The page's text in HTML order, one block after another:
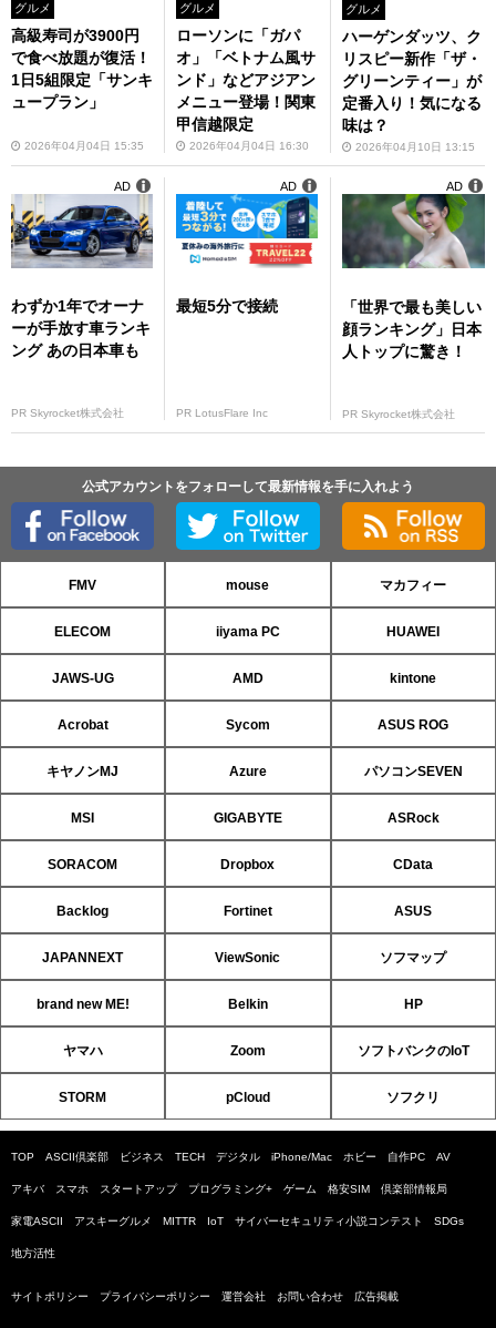
グルメ
高級寿司が3900円
で食べ放題が復活！
1日5組限定「サンキ
ュープラン」
2026年04月04日 15:35
グルメ
ローソンに「ガパ
オ」「ベトナム風サ
ンド」などアジアン
メニュー登場！関東
甲信越限定
2026年04月04日 16:30
グルメ
ハーゲンダッツ、ク
リスピー新作「ザ・
グリーンティー」が
定番入り！気になる
味は？
2026年04月10日 13:15
わずか1年でオーナ
ーが手放す車ランキ
ング あの日本車も
PR Skyrocket株式会社
AD
最短5分で接続
PR LotusFlare Inc
AD
「世界で最も美しい
顔ランキング」日本
人トップに驚き！
PR Skyrocket株式会社
AD
公式アカウントをフォローして最新情報を手に入れよう
FMV mouse マカフィー
ELECOM iiyama PC HUAWEI
JAWS-UG AMD kintone
Acrobat Sycom ASUS ROG
キヤノンMJ Azure パソコンSEVEN
MSI GIGABYTE ASRock
SORACOM Dropbox CData
Backlog Fortinet ASUS
JAPANNEXT ViewSonic ソフマップ
brand new ME! Belkin HP
ヤマハ Zoom ソフトバンクのIoT
STORM pCloud ソフクリ
TOP ASCII倶楽部 ビジネス TECH デジタル iPhone/Mac ホビー 自作PC AV
アキバ スマホ スタートアップ プログラミング+ ゲーム 格安SIM 倶楽部情報局
家電ASCII アスキーグルメ MITTR IoT サイバーセキュリティ小説コンテスト SDGs
地方活性
サイトポリシー プライバシーポリシー 運営会社 お問い合わせ 広告掲載